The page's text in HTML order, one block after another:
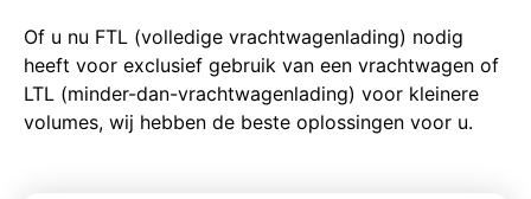
Of u nu FTL (volledige vrachtwagenlading) nodig
heeft voor exclusief gebruik van een vrachtwagen of
LTL (minder-dan-vrachtwagenlading) voor kleinere
volumes, wij hebben de beste oplossingen voor u.